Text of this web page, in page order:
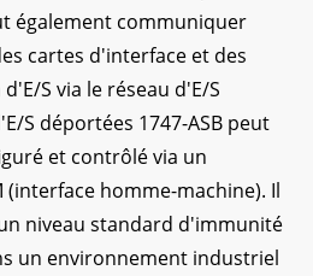
également communiquer
cartes d'interface et des
S via le réseau d'E/S
S déportées 1747-ASB peut
et contrôlé via un
homme-machine). Il
niveau standard d'immunité
un environnement industriel